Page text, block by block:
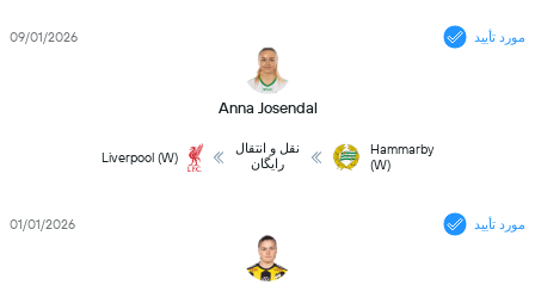
مورد تأیید
Anna Josendal
09/01/2026
Hammarby
(W)
نقل و انتقال
رایگان
Liverpool (W)
مورد تأیید 01/01/2026